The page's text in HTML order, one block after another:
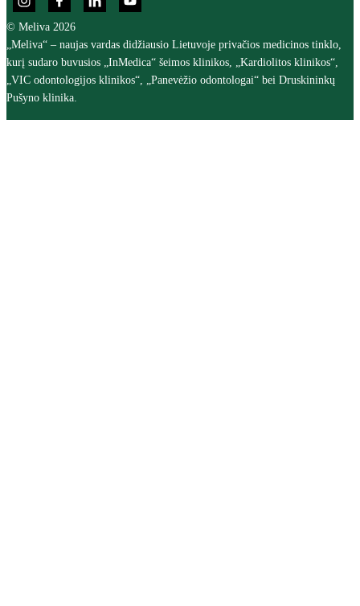
© Meliva 2026
„Meliva“ – naujas vardas didžiausio Lietuvoje privačios medicinos tinklo,
kurį sudaro buvusios „InMedica“ šeimos klinikos, „Kardiolitos klinikos“,
„VIC odontologijos klinikos“, „Panevėžio odontologai“ bei Druskininkų
Pušyno klinika.